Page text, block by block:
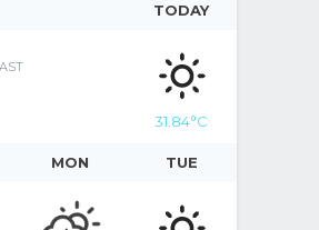
TODAY
31.84°C
MON TUE